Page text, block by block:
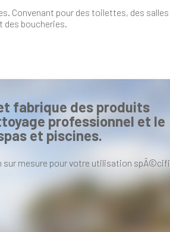
Convenant pour des toilettes, des salles
des boucheries.
fabrique des produits
professionnel et le
et piscines.
sur mesure pour votre utilisation